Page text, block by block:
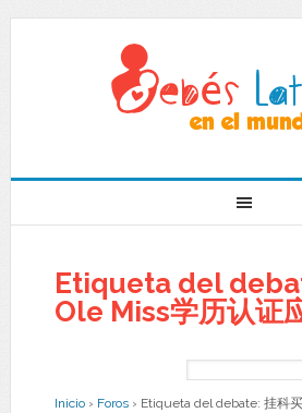
Etiqueta del
Ole Miss学历认证
Inicio › Foros › Etiqueta del debate: 挂科